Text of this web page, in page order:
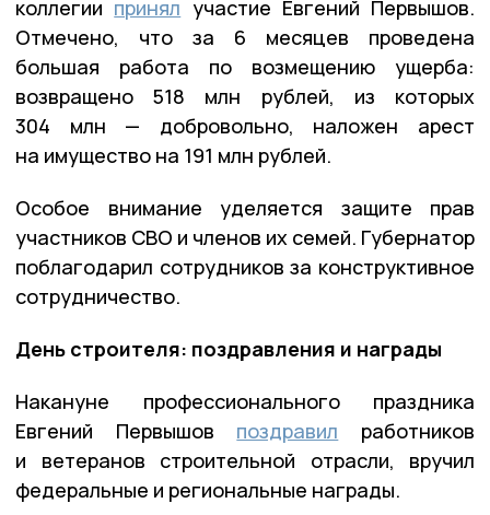
коллегии принял участие Евгений Первышов.
Отмечено, что за 6 месяцев проведена
большая работа по возмещению ущерба:
возвращено 518 млн рублей, из которых
304 млн — добровольно, наложен арест
на имущество на 191 млн рублей.
Особое внимание уделяется защите прав
участников СВО и членов их семей. Губернатор
поблагодарил сотрудников за конструктивное
сотрудничество.
День строителя: поздравления и награды
Накануне профессионального праздника
Евгений Первышов поздравил работников
и ветеранов строительной отрасли, вручил
федеральные и региональные награды.